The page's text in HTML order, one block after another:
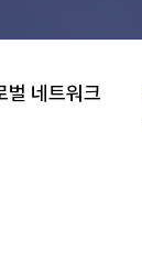
벌 네트워크